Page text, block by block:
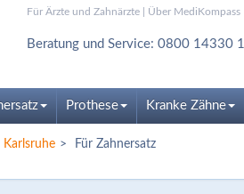
Für Ärzte und Zahnärzte| Über MediKompass
Beratung und Service: 0800 14330
Prothese Kranke Zähne
Karlsruhe Für Zahnersatz